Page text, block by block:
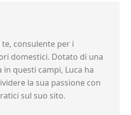
consulente per i
domestici. Dotato di una
questi campi, Luca ha
la sua passione con
sul suo sito.